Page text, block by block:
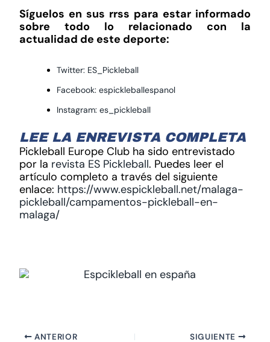
Síguelos en sus rrss para estar informado
sobre todo lo relacionado con la
actualidad de este deporte:
Twitter: ES_Pickleball
Facebook: espickleballespanol
Instagram: es_pickleball
LEE LA ENREVISTA COMPLETA
Pickleball Europe Club ha sido entrevistado
por la revista ES Pickleball. Puedes leer el
artículo completo a través del siguiente
enlace: https://www.espickleball.net/malaga-
pickleball/campamentos-pickleball-en-
malaga/
ANTERIOR SIGUIENTE